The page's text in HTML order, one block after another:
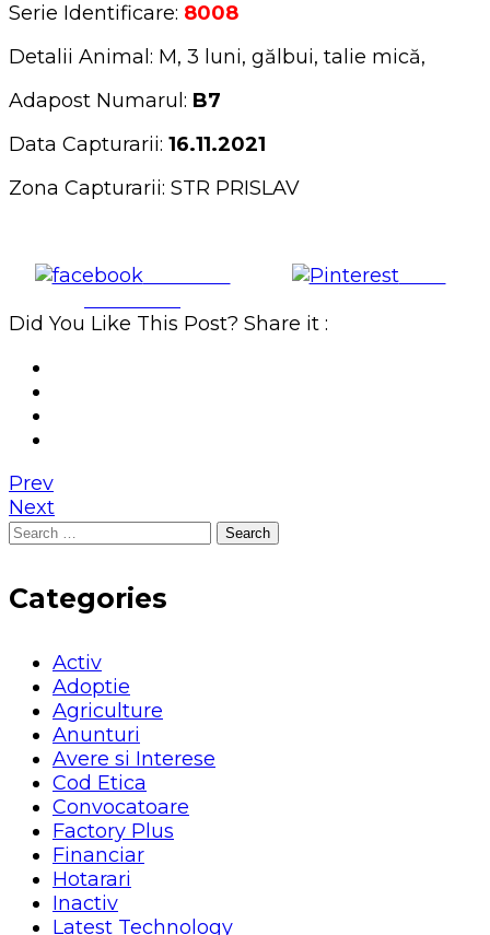
Serie Identificare: 8008
Detalii Animal: M, 3 luni, gălbui, talie mică,
Adapost Numarul: B7
Data Capturarii: 16.11.2021
Zona Capturarii: STR PRISLAV
Share on
Save
Did You Like This Post? Share it :
Prev
Next
Search
Categories
Activ
Adoptie
Agriculture
Anunturi
Avere si Interese
Cod Etica
Convocatoare
Factory Plus
Financiar
Hotarari
Inactiv
Latest Technology